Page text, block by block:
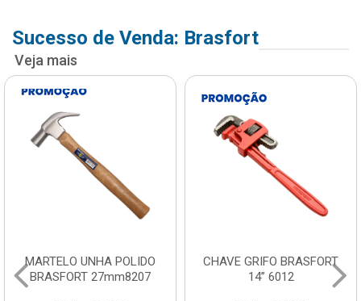
Sucesso de Venda: Brasfort
Veja mais
CHAVE GRIFO BRASFORT
14” 6012
ADAPTADOR PARA
SOQUETE WAFT